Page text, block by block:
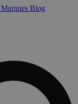
Marques Blog